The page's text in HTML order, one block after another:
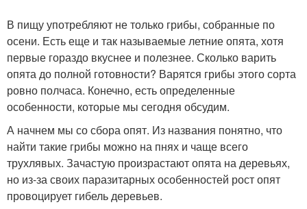
В пищу употребляют не только грибы, собранные по
осени. Есть еще и так называемые летние опята, хотя
первые гораздо вкуснее и полезнее. Сколько варить
опята до полной готовности? Варятся грибы этого сорта
ровно полчаса. Конечно, есть определенные
особенности, которые мы сегодня обсудим.
А начнем мы со сбора опят. Из названия понятно, что
найти такие грибы можно на пнях и чаще всего
трухлявых. Зачастую произрастают опята на деревьях,
но из-за своих паразитарных особенностей рост опят
провоцирует гибель деревьев.